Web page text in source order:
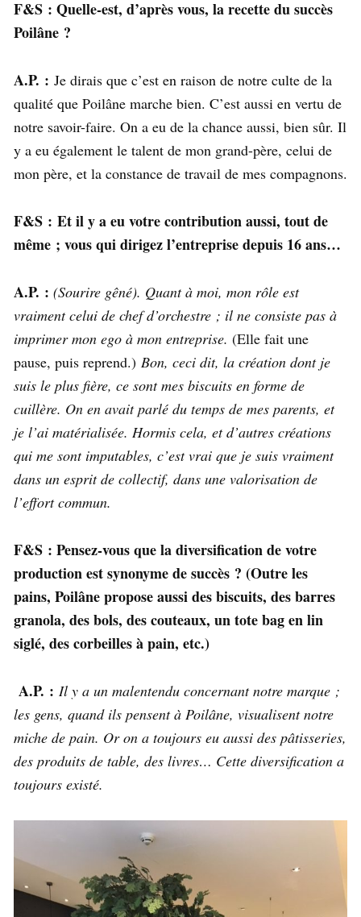
F&S : Quelle-est, d’après vous, la recette du succès
Poilâne ?
A.P. : Je dirais que c’est en raison de notre culte de la
qualité que Poilâne marche bien. C’est aussi en vertu de
notre savoir-faire. On a eu de la chance aussi, bien sûr. Il
y a eu également le talent de mon grand-père, celui de
mon père, et la constance de travail de mes compagnons.
F&S : Et il y a eu votre contribution aussi, tout de
même ; vous qui dirigez l’entreprise depuis 16 ans…
A.P. : (Sourire gêné). Quant à moi, mon rôle est
vraiment celui de chef d’orchestre ; il ne consiste pas à
imprimer mon ego à mon entreprise. (Elle fait une
pause, puis reprend.) Bon, ceci dit, la création dont je
suis le plus fière, ce sont mes biscuits en forme de
cuillère. On en avait parlé du temps de mes parents, et
je l’ai matérialisée. Hormis cela, et d’autres créations
qui me sont imputables, c’est vrai que je suis vraiment
dans un esprit de collectif, dans une valorisation de
l’effort commun.
F&S : Pensez-vous que la diversification de votre
production est synonyme de succès ? (Outre les
pains, Poilâne propose aussi des biscuits, des barres
granola, des bols, des couteaux, un tote bag en lin
siglé, des corbeilles à pain, etc.)
A.P. : Il y a un malentendu concernant notre marque ;
les gens, quand ils pensent à Poilâne, visualisent notre
miche de pain. Or on a toujours eu aussi des pâtisseries,
des produits de table, des livres… Cette diversification a
toujours existé.